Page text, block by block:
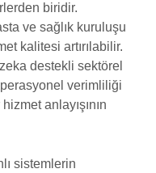
biridir.
ve sağlık kuruluşu
kalitesi artırılabilir.
destekli sektörel
verimliliği
anlayışının
sistemlerin